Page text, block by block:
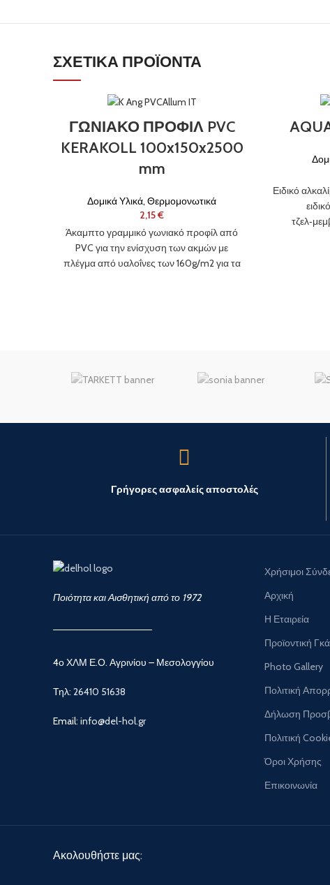
ΣΧΕΤΙΚΆ ΠΡΟΪΌΝΤΑ
ΓΩΝΙΑΚΟ ΠΡΟΦΙΛ PVC
KERAKOLL 100x150x2500
mm
Δομικά Υλικά, Θερμομονωτικά
€
Άκαμπτο γραμμικό γωνιακό προφίλ από
PVC για την ενίσχυση των ακμών με
πλέγμα από υαλοΐνες των 160g/m2 για τα
Ειδικό
Γρήγορες ασφαλείς αποστολές
Ποιότητα και Αισθητική από το 1972
4ο ΧΛΜ Ε.Ο. Αγρινίου – Μεσολογγίου
Τηλ: 26410 51638
Email: info@del-hol.gr
Χρήσιμοι
Αρχική
Η Εταιρεία
Προϊοντική
Photo Gallery
Πολιτική
Δήλωση
Πολιτική
Όροι Χρήσης
Επικοινωνία
Ακολουθήστε μας: